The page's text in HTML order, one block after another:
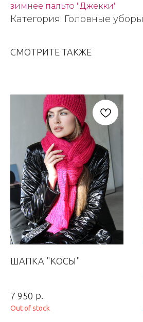
зимнее пальто "Джекки"
Категория: Головные уборы
СМОТРИТЕ ТАКЖЕ
ШАПКА "КОСЫ"
7 950 р.
Out of stock